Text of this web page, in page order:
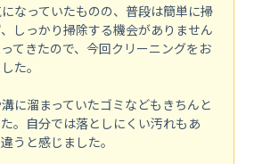
なっていたものの、普段は簡単に掃
しっかり掃除する機会がありません
てきたので、今回クリーニングをお
た。
に溜まっていたゴミなどもきちんと
。自分では落としにくい汚れもあ
うと感じました。